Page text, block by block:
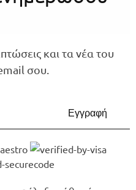
και τα νέα του
σου.